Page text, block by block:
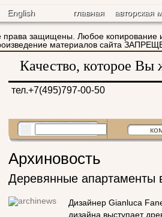
English главная авторская
права защищены. Любое копирование
материалов сайта
Качество, которое Вы
тел.+7(495)797-00-50
Архиновость
Деревянные апартаменты
Дизайнер Gianluca
дизайна выступает